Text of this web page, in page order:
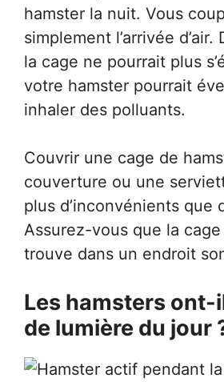
hamster la nuit. Vous
simplement l’arrivée d’air.
la cage ne pourrait plus
votre hamster pourrait
inhaler des polluants.
Couvrir une cage de
couverture ou une
plus d’inconvénients que
Assurez-vous que la
trouve dans un endroit
Les hamsters ont-
de lumière du jour